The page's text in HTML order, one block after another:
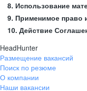
8. Использование
9. Применимое право
10. Действие
HeadHunter
Размещение вакансий
Поиск по резюме
О компании
Наши вакансии